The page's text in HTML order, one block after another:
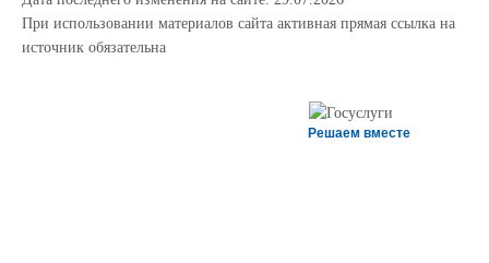
При использовании материалов сайта активная прямая ссылка на
источник обязательна
Решаем вместе